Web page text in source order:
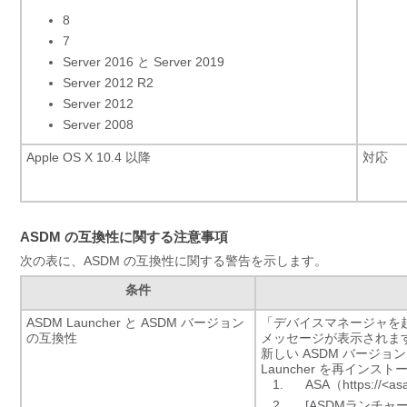
8
7
Server 2016 と Server 2019
Server 2012 R2
Server 2012
Server 2008
Apple OS X 10.4 以降 対応
ASDM の互換性に関する注意事項
次の表に、ASDM の互換性に関する警告を示します。
条件
ASDM Launcher と ASDM バージョン
の互換性
「デバイスマネージャ
メッセージが表示されま
新しい ASDM バージョ
Launcher を再インスト
ASA（https://